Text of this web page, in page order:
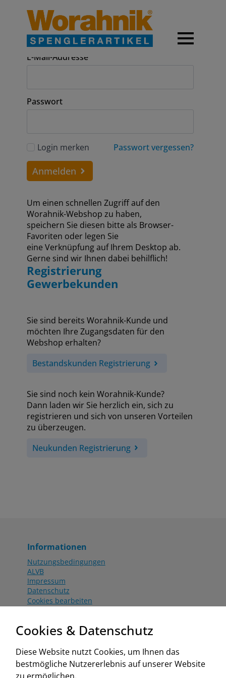
Anmeldung
E-Mail-Addresse
Passwort
Login merken Passwort vergessen?
Anmelden
Um einen schnellen Zugriff auf den
Worahnik-Webshop zu haben,
speichern Sie diesen bitte als Browser-
Favoriten oder legen Sie
eine Verknüpfung auf Ihrem Desktop ab.
Gerne sind wir Ihnen dabei behilflich!
Registrierung
Gewerbekunden
Sie sind bereits Worahnik-Kunde und
möchten Ihre Zugangsdaten für den
Webshop erhalten?
Bestandskunden Registrierung
Sie sind noch kein Worahnik-Kunde?
Dann laden wir Sie herzlich ein, sich zu
registrieren und sich von unseren Vorteilen
zu überzeugen.
Neukunden Registrierung
Informationen
Nutzungsbedingungen
ALVB
Impressum
Datenschutz
Cookies bearbeiten
Aktionsbedingungen
www.worahnik.at
Zentrale Köttlach
Cookies & Datenschutz
Diese Website nutzt Cookies, um Ihnen das
bestmögliche Nutzererlebnis auf unserer Website